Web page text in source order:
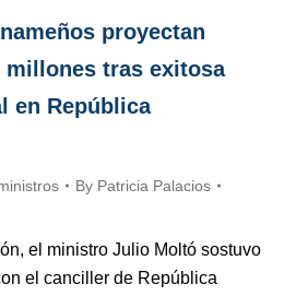
proyectan
millones tras exitosa
en República
By Patricia Palacios
el ministro Julio Moltó sostuvo
el canciller de República